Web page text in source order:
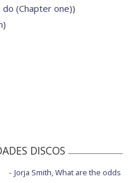
do (Chapter one))
)
DISCOS
Jorja Smith, What are the odds